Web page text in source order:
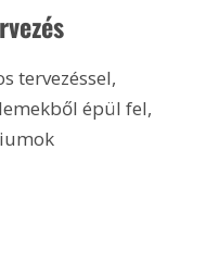
tervezéssel,
épül fel,